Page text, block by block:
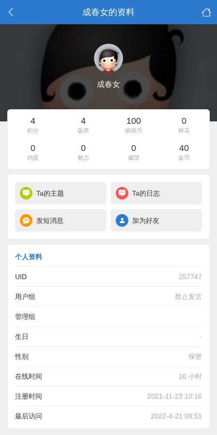
成春女的资料
成春女
4
积分
4
饭票
100
游戏币
0
鲜花
0
鸡蛋
0
魅力
0
威望
40
金币
Ta的主题 Ta的日志
发短消息 加为好友
个人资料
UID 257747
用户组 禁止发言
管理组
生日 -
性别 保密
在线时间 10 小时
注册时间 2021-11-23 10:16
最后访问 2022-4-21 09:51